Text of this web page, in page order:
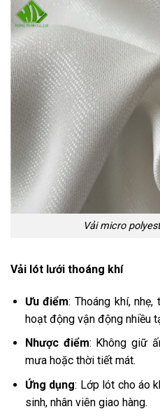
Vải micro
Vải lót lưới thoáng khí
Ưu điểm: Thoáng khí,
hoạt động vận động nhiều
Nhược điểm: Không giữ
mưa hoặc thời tiết mát.
Ứng dụng: Lớp lót cho áo
sinh, nhân viên giao hàng.